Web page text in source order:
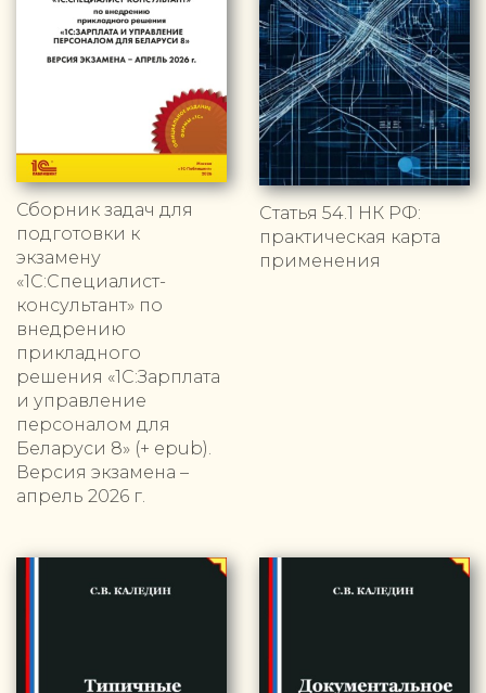
Сборник задач для
подготовки к
экзамену
«1С:Специалист-
консультант» по
внедрению
прикладного
решения «1С:Зарплата
и управление
персоналом для
Беларуси 8» (+ epub).
Версия экзамена –
апрель 2026 г.
Статья 54.1 НК РФ:
практическая карта
применения